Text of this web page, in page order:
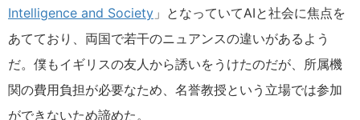
Intelligence and Society 」となっていてAIと社会に焦点を
あてており、両国で若干のニュアンスの違いがあるよう
だ。僕もイギリスの友人から誘いをうけたのだが、所属機
関の費用負担が必要なため、名誉教授という立場では参加
ができないため諦めた。